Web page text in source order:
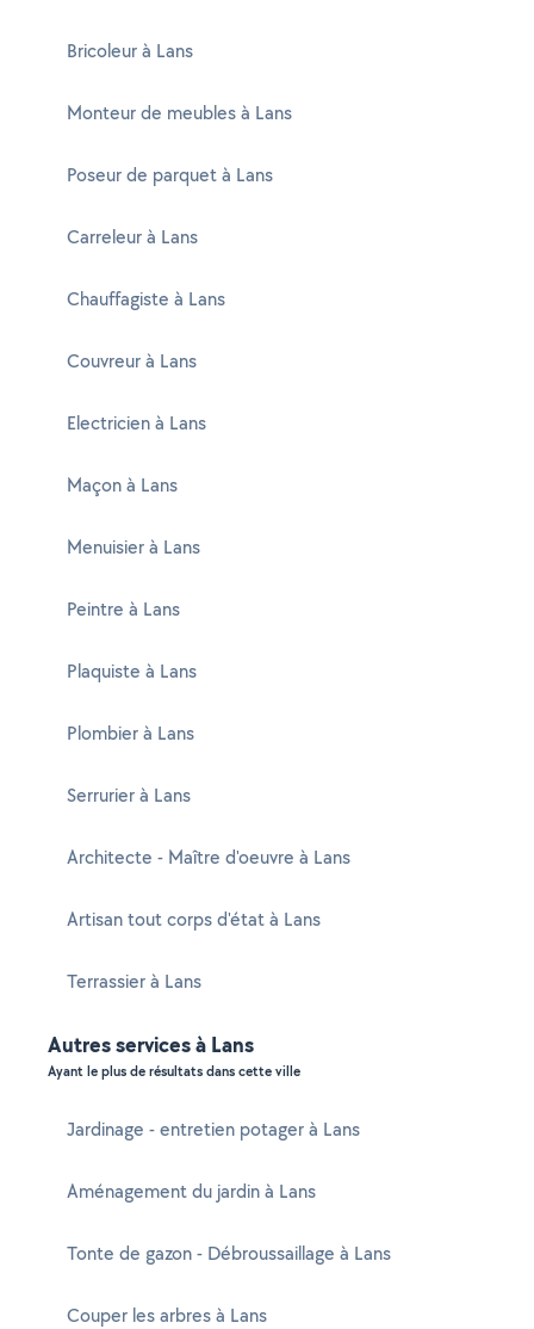
Bricoleur à Lans
Monteur de meubles à Lans
Poseur de parquet à Lans
Carreleur à Lans
Chauffagiste à Lans
Couvreur à Lans
Electricien à Lans
Maçon à Lans
Menuisier à Lans
Peintre à Lans
Plaquiste à Lans
Plombier à Lans
Serrurier à Lans
Architecte - Maître d'oeuvre à Lans
Artisan tout corps d'état à Lans
Terrassier à Lans
Autres services à Lans
Ayant le plus de résultats dans cette ville
Jardinage - entretien potager à Lans
Aménagement du jardin à Lans
Tonte de gazon - Débroussaillage à Lans
Couper les arbres à Lans